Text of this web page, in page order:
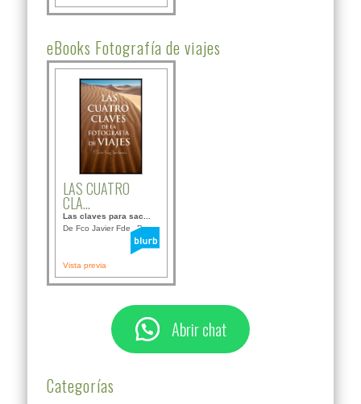
eBooks Fotografía de viajes
LAS CUATRO
CLA...
Las claves para sac...
De Fco Javier Fdez B...
Vista previa
Abrir chat
Categorías